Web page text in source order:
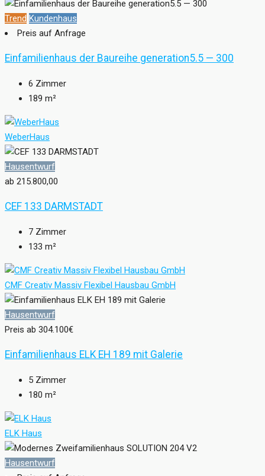
Trend Kundenhaus
Preis auf Anfrage
Einfamilienhaus der Baureihe generation5.5 — 300
6 Zimmer
189 m²
WeberHaus
Hausentwurf
ab 215.800,00
CEF 133 DARMSTADT
7 Zimmer
133 m²
CMF Creativ Massiv Flexibel Hausbau GmbH
Hausentwurf
Preis ab 304.100€
Einfamilienhaus ELK EH 189 mit Galerie
5 Zimmer
180 m²
ELK Haus
Hausentwurf